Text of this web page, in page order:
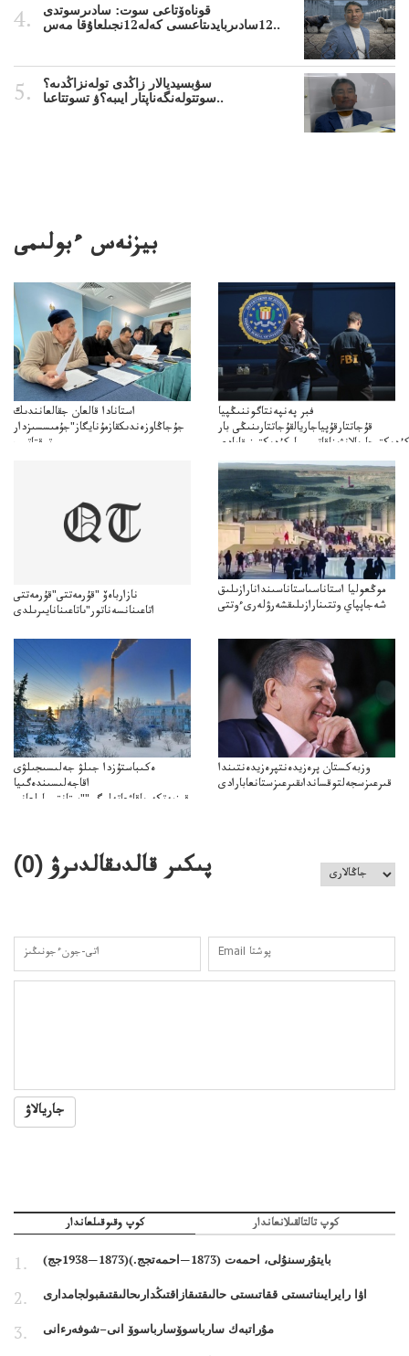
قوناەۆتاعى سوت: سادىرسوتدى
12سادىربايدىتاعىسى كەلە12نجىلعاۇقا مەس..
سۋبسيديالار زاڭدى تولەنزاڭدىە؟
سوتتولەنگەناپتار ايىبە؟ۋ تسوتتاعىا..
بيزنەس ءبولىمى
استانادا قالعان جقالعانندىك
جۇجاڭاوزەندىكقازمۇنايگاز"جۇمىسسىزدار
توقتاتىپ
تا"قازمۇنايگاز"كەلىسسوزدىتوقتاتىپتاستادىدەيدى
فبر پەنپەنتاگوننىڭپيا
قۇجاتتارقۇپياجاريالقۇجاتتارىنىڭى بار
كۇدىكتىجاريالانۋىناقاتىسىباركۇدىكتىنىقامادى
نازارباەۆ "قۇرمەتتى"قۇرمەتتى
اتاعىنانسەناتور"ىاتاعىنانايىرىلدى
موڭعوليا استاناسىاستاناسىندانارازىلىق
شەجاپپاي وتتىنارازىلىقشەرۋلەرىءوتتى
ەكىباستۇزدا جىلۋ جەلىسىجىلۋى
اقاجەلىسىندەگىيا
قىزمەتكەرىاقاۋعاتەلىگى""ستانتسياولعانى
وزبەكستان پرەزيدەنتپرەزيدەنتىندا
قىرعىزسجەلتوقسانداىقىرعىزستانعابارادى
پىكىر قالدىقالدىرۋ (0
)
جاريالاۋ
كوپ وقىوقىلعاندار كوپ تالتالقىلانعاندار
بايتۇرسىنۇلى، احمەت (1873—احمەتجج.)(1873—1938جج)
اۋا رايرايىناتىستى ققاتىستى حالىقتىقازاقتىڭدارىحالىقتىقبولجامدارى
مۇراتبەك سارباسوۆسارباسوۆ انى–شوفەرءانى